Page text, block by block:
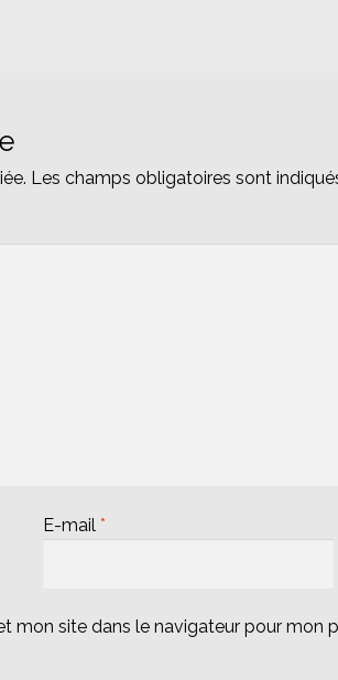
Les champs obligatoires sont
E-mail *
mon site dans le navigateur pour mon